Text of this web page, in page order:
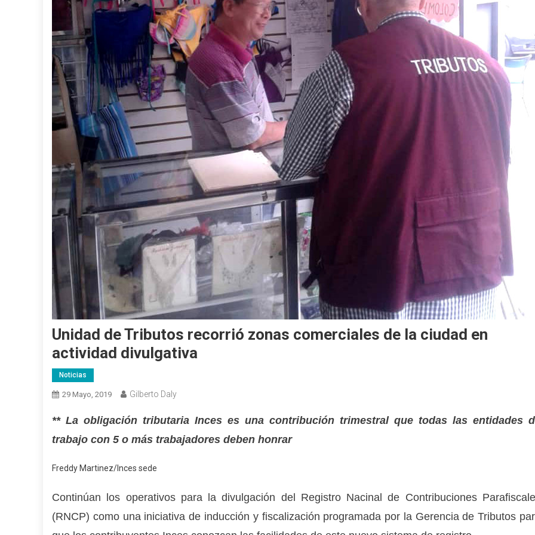
Unidad de Tributos recorrió zonas comerciales de la ciudad en
actividad divulgativa
Noticias
29 Mayo, 2019 Gilberto Daly
** La obligación tributaria Inces es una contribución trimestral que todas las entidades
trabajo con 5 o más trabajadores deben honrar
Freddy Martinez/Inces sede
Continúan los operativos para la divulgación del Registro Nacinal de Contribuciones
(RNCP) como una iniciativa de inducción y fiscalización programada por la Gerencia de Tributos